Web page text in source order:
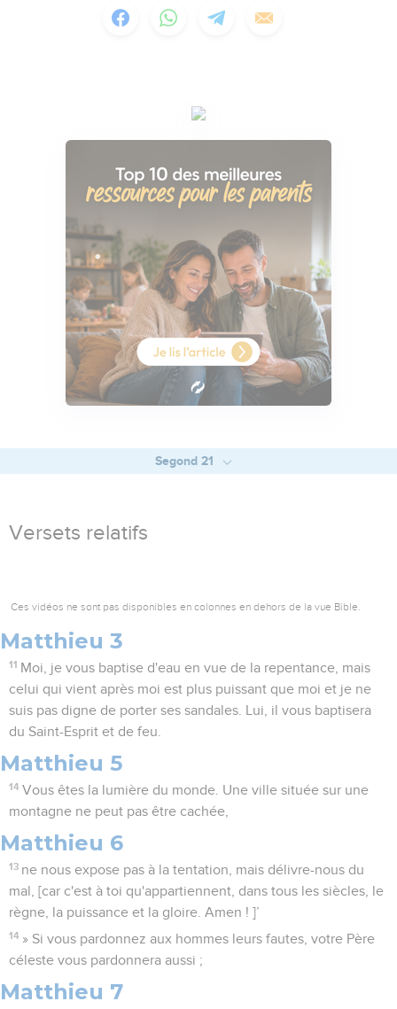
Segond 21
Versets relatifs
Ces vidéos ne sont pas disponibles en colonnes en dehors de la vue Bible.
Matthieu 3
11 Moi, je vous baptise d'eau en vue de la repentance, mais
celui qui vient après moi est plus puissant que moi et je ne
suis pas digne de porter ses sandales. Lui, il vous baptisera
du Saint-Esprit et de feu.
Matthieu 5
14 Vous êtes la lumière du monde. Une ville située sur une
montagne ne peut pas être cachée,
Matthieu 6
13 ne nous expose pas à la tentation, mais délivre-nous du
mal, [car c'est à toi qu'appartiennent, dans tous les siècles, le
règne, la puissance et la gloire. Amen ! ]’
14 » Si vous pardonnez aux hommes leurs fautes, votre Père
céleste vous pardonnera aussi ;
Matthieu 7